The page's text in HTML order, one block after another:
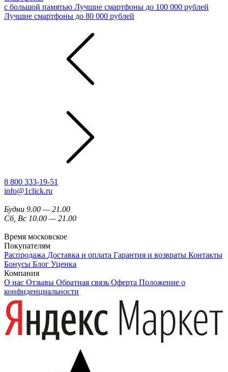
с большой памятью Лучшие смартфоны до 100 000 рублей
Лучшие смартфоны до 80 000 рублей
8 800 333-19-51
info@1click.ru
Будни 9.00 — 21.00
Сб, Вс 10.00 — 21.00
Время московское
Покупателям
Распродажа Доставка и оплата Гарантия и возвраты Контакты
Бонусы Блог Уценка
Компания
О нас Отзывы Обратная связь Оферта Положение о
конфиденциальности